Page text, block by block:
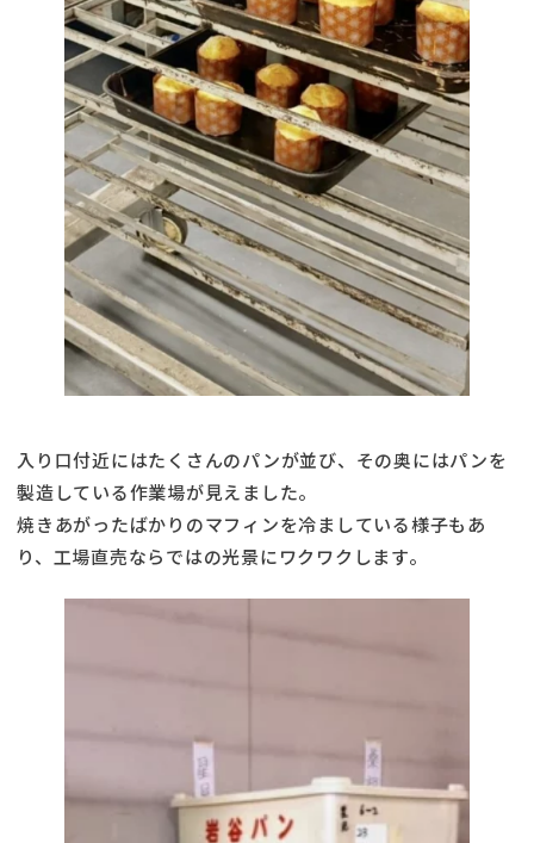
入り口付近にはたくさんのパンが並び、その奥にはパンを
製造している作業場が見えました。
焼きあがったばかりのマフィンを冷ましている様子もあ
り、工場直売ならではの光景にワクワクします。